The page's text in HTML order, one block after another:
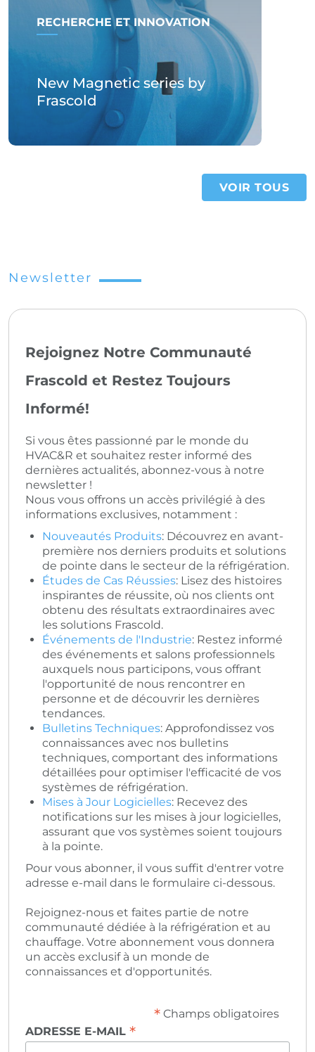
RECHERCHE ET INNOVATION
New Magnetic series by
Frascold
VOIR TOUS
Newsletter
Rejoignez Notre Communauté
Frascold et Restez Toujours
Informé!
Si vous êtes passionné par le monde du
HVAC&R et souhaitez rester informé des
dernières actualités, abonnez-vous à notre
newsletter !
Nous vous offrons un accès privilégié à des
informations exclusives, notamment :
Nouveautés Produits: Découvrez en avant-
première nos derniers produits et solutions
de pointe dans le secteur de la réfrigération.
Études de Cas Réussies: Lisez des histoires
inspirantes de réussite, où nos clients ont
obtenu des résultats extraordinaires avec
les solutions Frascold.
Événements de l'Industrie: Restez informé
des événements et salons professionnels
auxquels nous participons, vous offrant
l'opportunité de nous rencontrer en
personne et de découvrir les dernières
tendances.
Bulletins Techniques: Approfondissez vos
connaissances avec nos bulletins
techniques, comportant des informations
détaillées pour optimiser l'efficacité de vos
systèmes de réfrigération.
Mises à Jour Logicielles: Recevez des
notifications sur les mises à jour logicielles,
assurant que vos systèmes soient toujours
à la pointe.
Pour vous abonner, il vous suffit d'entrer votre
adresse e-mail dans le formulaire ci-dessous.
Rejoignez-nous et faites partie de notre
communauté dédiée à la réfrigération et au
chauffage. Votre abonnement vous donnera
un accès exclusif à un monde de
connaissances et d'opportunités.
*Champs obligatoires
ADRESSE E-MAIL *